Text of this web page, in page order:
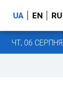
UA EN RU
ЧТ, 06 СЕРПНЯ